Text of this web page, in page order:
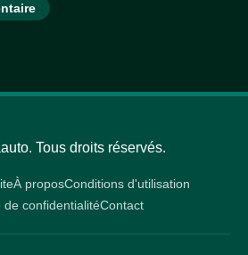
Tous droits réservés.
À proposConditions d'utilisation
de confidentialitéContact